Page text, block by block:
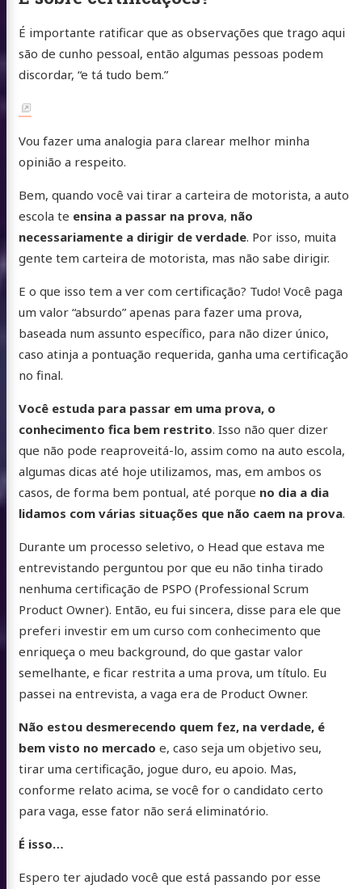
É importante ratificar que as observações que trago aqui
são de cunho pessoal, então algumas pessoas podem
discordar, “e tá tudo bem.”
Vou fazer uma analogia para clarear melhor minha
opinião a respeito.
Bem, quando você vai tirar a carteira de motorista, a auto
escola te ensina a passar na prova, não
necessariamente a dirigir de verdade. Por isso, muita
gente tem carteira de motorista, mas não sabe dirigir.
E o que isso tem a ver com certificação? Tudo! Você paga
um valor “absurdo” apenas para fazer uma prova,
baseada num assunto específico, para não dizer único,
caso atinja a pontuação requerida, ganha uma certificação
no final.
Você estuda para passar em uma prova, o
conhecimento fica bem restrito. Isso não quer dizer
que não pode reaproveitá-lo, assim como na auto escola,
algumas dicas até hoje utilizamos, mas, em ambos os
casos, de forma bem pontual, até porque no dia a dia
lidamos com várias situações que não caem na prova.
Durante um processo seletivo, o Head que estava me
entrevistando perguntou por que eu não tinha tirado
nenhuma certificação de PSPO (Professional Scrum
Product Owner). Então, eu fui sincera, disse para ele que
preferi investir em um curso com conhecimento que
enriqueça o meu background, do que gastar valor
semelhante, e ficar restrita a uma prova, um título. Eu
passei na entrevista, a vaga era de Product Owner.
Não estou desmerecendo quem fez, na verdade, é
bem visto no mercado e, caso seja um objetivo seu,
tirar uma certificação, jogue duro, eu apoio. Mas,
conforme relato acima, se você for o candidato certo
para vaga, esse fator não será eliminatório.
É isso…
Espero ter ajudado você que está passando por esse
Instagram
/
Twitter